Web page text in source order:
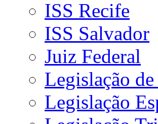
ISS Recife
ISS Salvador
Juiz Federal
Legislação
Legislação